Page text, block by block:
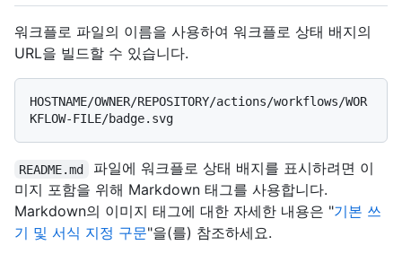
워크플로 파일의 이름을 사용하여 워크플로 상태 배지의
URL을 빌드할 수 있습니다.
HOSTNAME/OWNER/REPOSITORY/actions/workflows/WOR
README.md
파일에 워크플로 상태 배지를 표시하려면 이
미지 포함을 위해 Markdown 태그를 사용합니다.
Markdown의 이미지 태그에 대한 자세한 내용은 "기본 쓰
기 및 서식 지정 구문"을(를) 참조하세요.